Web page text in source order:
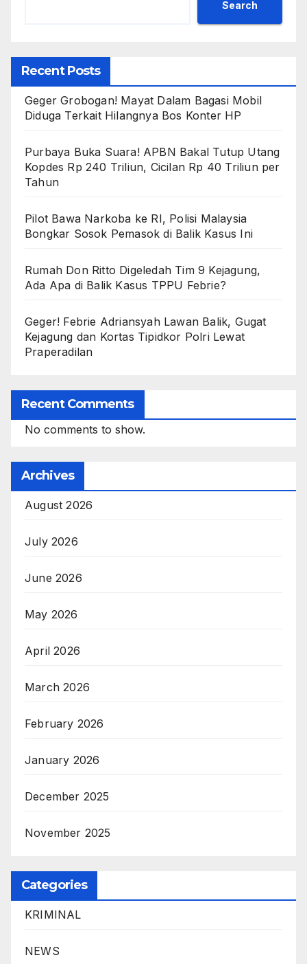
Search
Recent Posts
Geger Grobogan! Mayat Dalam Bagasi Mobil
Diduga Terkait Hilangnya Bos Konter HP
Purbaya Buka Suara! APBN Bakal Tutup Utang
Kopdes Rp 240 Triliun, Cicilan Rp 40 Triliun per
Tahun
Pilot Bawa Narkoba ke RI, Polisi Malaysia
Bongkar Sosok Pemasok di Balik Kasus Ini
Rumah Don Ritto Digeledah Tim 9 Kejagung,
Ada Apa di Balik Kasus TPPU Febrie?
Geger! Febrie Adriansyah Lawan Balik, Gugat
Kejagung dan Kortas Tipidkor Polri Lewat
Praperadilan
Recent Comments
No comments to show.
Archives
August 2026
July 2026
June 2026
May 2026
April 2026
March 2026
February 2026
January 2026
December 2025
November 2025
Categories
KRIMINAL
NEWS